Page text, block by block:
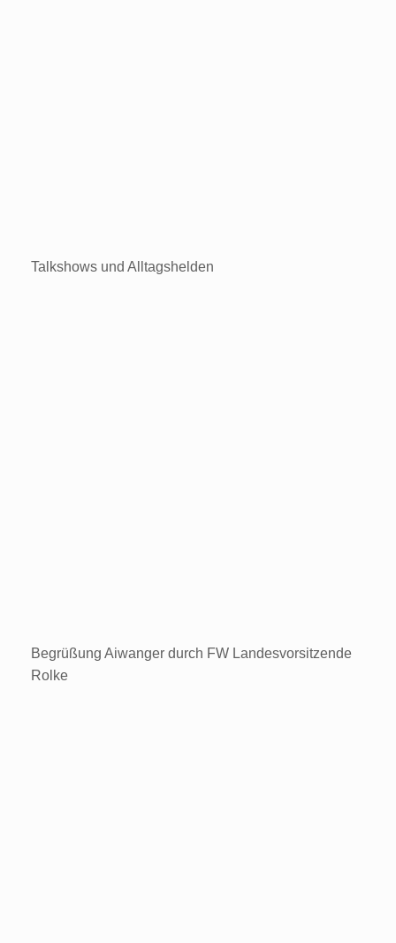
Talkshows und Alltagshelden
Begrüßung Aiwanger durch FW Landesvorsitzende
Rolke